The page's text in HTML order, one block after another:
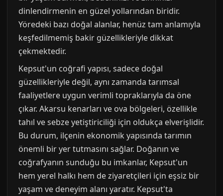
dinlendirmenin en güzel yollarından biridir.
Yöredeki bazı doğal alanlar, henüz tam anlamıyla
keşfedilmemiş bakir güzellikleriyle dikkat
çekmektedir.
Kepsut'un coğrafi yapısı, sadece doğal
güzellikleriyle değil, aynı zamanda tarımsal
faaliyetlere uygun verimli topraklarıyla da öne
çıkar. Akarsu kenarları ve ova bölgeleri, özellikle
tahıl ve sebze yetiştiriciliği için oldukça elverişlidir.
Bu durum, ilçenin ekonomik yapısında tarımın
önemli bir yer tutmasını sağlar. Doğanın ve
coğrafyanın sunduğu bu imkanlar, Kepsut'un
hem yerel halkı hem de ziyaretçileri için eşsiz bir
yaşam ve deneyim alanı yaratır. Kepsut'ta